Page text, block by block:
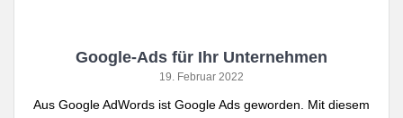
Google-Ads für Ihr Unternehmen
19. Februar 2022
Aus Google AdWords ist Google Ads geworden. Mit diesem